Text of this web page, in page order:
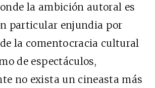
la ambición autoral es
particular enjundia por
la comentocracia cultural
de espectáculos,
no exista un cineasta más